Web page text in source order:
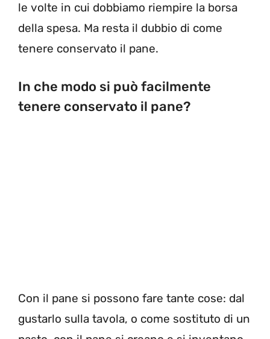
le volte in cui dobbiamo riempire la borsa
della spesa. Ma resta il dubbio di come
tenere conservato il pane.
In che modo si può facilmente
tenere conservato il pane?
Con il pane si possono fare tante cose: dal
gustarlo sulla tavola, o come sostituto di un